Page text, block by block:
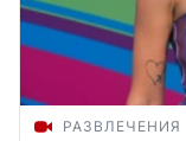
РАЗВЛЕЧЕНИЯ